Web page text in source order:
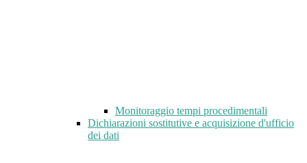
Monitoraggio tempi procedimentali
Dichiarazioni sostitutive e acquisizione d'ufficio
dei dati